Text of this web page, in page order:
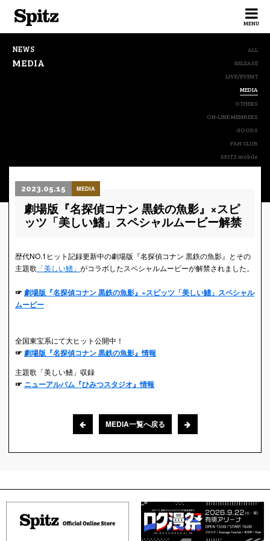
MENU
NEWS
MEDIA
ALL
RELEASE
LIVE/EVENT
MEDIA
OTHERS
ON-LINE MEMBERS
GOODS
FAN CLUB
SPITZ mobile
2023.05.15 MEDIA
劇場版『名探偵コナン 黒鉄の魚影』×スピ
ッツ「美しい鰭」スペシャルムービー解禁
歴代NO.1ヒット記録更新中の劇場版『名探偵コナン 黒鉄の魚影』とその
主題歌 「美しい鰭」 がコラボしたスペシャルムービーが解禁されました。
☞劇場版『名探偵コナン 黒鉄の魚影』×スピッツ「美しい鰭」スペシャル
ムービー
全国東宝系にて大ヒット公開中！
☞劇場版『名探偵コナン 黒鉄の魚影』情報
主題歌「美しい鰭」収録
☞ ニューアルバム『ひみつスタジオ』情報
MEDIA一覧へ戻る